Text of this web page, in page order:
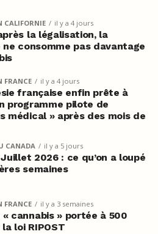
CALIFORNIE il y a 4 jours
la légalisation, la
ne consomme pas davantage
FRANCE il y a 4 jours
française enfin prête à
programme pilote de
médical » après des mois de
CANADA il y a 5 jours
2026 : ce qu’on a loupé
semaines
FRANCE il y a 3 semaines
« cannabis » portée à 500
loi RIPOST